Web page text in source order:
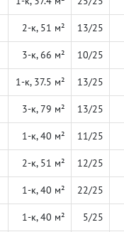
2-к, 51 м² 13/25
3-к, 66 м² 10/25
1-к, 37.5 м² 13/25
3-к, 79 м² 13/25
1-к, 40 м² 11/25
2-к, 51 м² 12/25
1-к, 40 м² 22/25
1-к, 40 м² 5/25